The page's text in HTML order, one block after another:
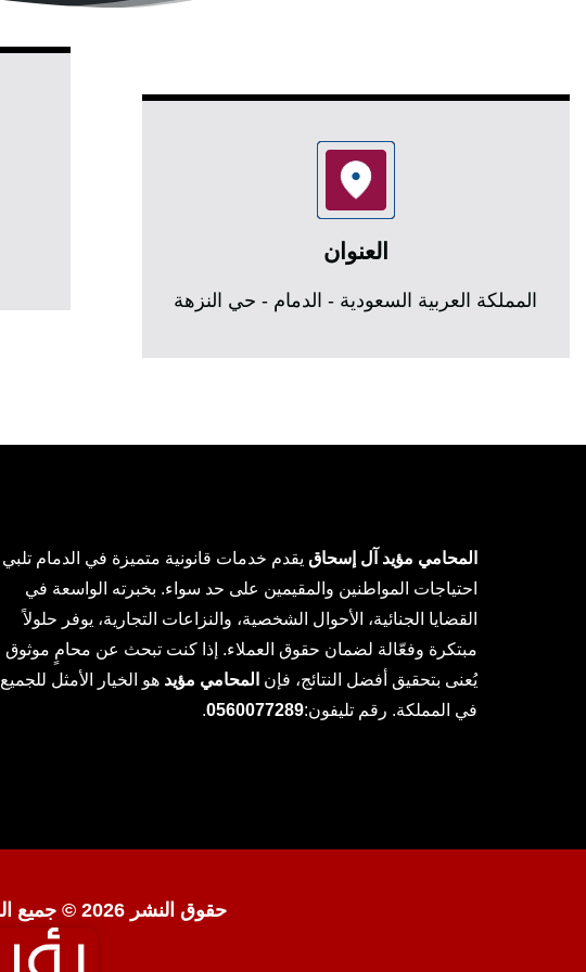
العنوان
المملكة العربية السعودية - الدمام - حي النزهة
المحامي مؤيد آل إسحاق يقدم خدمات قانونية متميزة في الدمام تلبي
احتياجات المواطنين والمقيمين على حد سواء. بخبرته الواسعة في
القضايا الجنائية، الأحوال الشخصية، والنزاعات التجارية، يوفر حلولاً
مبتكرة وفعّالة لضمان حقوق العملاء. إذا كنت تبحث عن محامٍ موثوق
يُعنى بتحقيق أفضل النتائج، فإن المحامي مؤيدهو الخيار الأمثل للجميع
في المملكة. رقم تليفون:0560077289
.
حقوق النشر 2026 © جميع الحقوق محفوظة لدى